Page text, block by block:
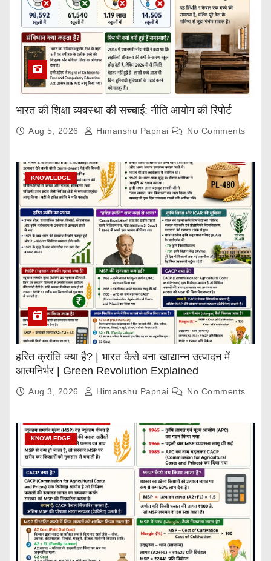
भारत की शिक्षा व्यवस्था की सच्चाई: नीति आयोग की रिपोर्ट
Aug 5, 2026 Himanshu Papnai No Comments
KNOWLEDGE
हरित क्रांति क्या है? | भारत कैसे बना खाद्यान्न उत्पादन में
आत्मनिर्भर | Green Revolution Explained
Aug 3, 2026 Himanshu Papnai No Comments
KNOWLEDGE